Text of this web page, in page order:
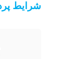
شرایط